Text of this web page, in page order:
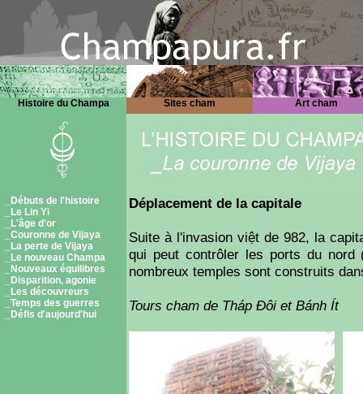
Histoire du Champa Sites cham Art cham
_Débuts de l'histoire
_Le Lin Yi
_L'âge d'or
_Couronne de Vijaya
_La perte de Vijaya
_Le nouveau Champa
_Nouveaux équilibres
_Disparition, agonie
_Les découvreurs
_Temps des guerres
_Défis d'aujourd'hui
Déplacement de la capitale
Suite à l'invasion việt de 982, la
qui peut contrôler les ports du nord
nombreux temples sont construits
Tours cham de Tháp Ðôi et Bánh Ít